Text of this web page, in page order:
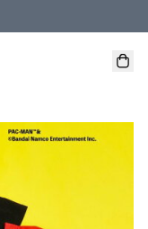
、本地取貨 )